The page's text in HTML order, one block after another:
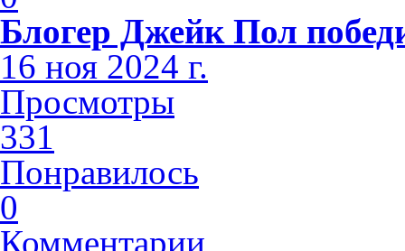
Блогер Джейк Пол
16 ноя 2024 г.
Просмотры
331
Понравилось
0
Комментарии